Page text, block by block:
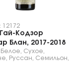
12172
Кодзор
Блан, 2017-2018
Белое Сухое
Руссан Семильон